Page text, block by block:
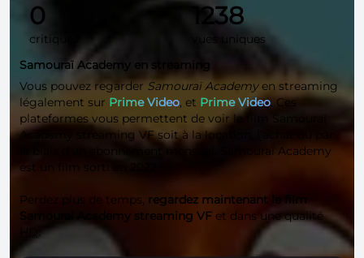
0
critiques
1238
vues uniques
Samouraï Academy en streaming
Vous pouvez regarder Samouraï Academyen streaming
légalement sur Prime Video, et Prime Video. Ces
plateformes vous permettent de voir le film Samouraï
Academy streaming VF soit à la location, l'achat ou par
le biais d'un abonnement mensuel. Samouraï Academy
est un film sorti en 2022.
Perdez plus de temps, regardez maintenant le film
Samouraï Academy streaming VF et dans une qualité